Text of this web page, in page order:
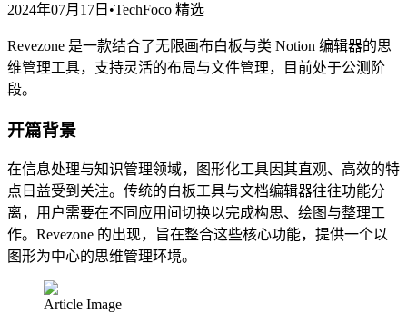
2024年07月17日 •TechFoco 精选
Revezone 是一款结合了无限画布白板与类 Notion 编辑器的思
维管理工具，支持灵活的布局与文件管理，目前处于公测阶
段。
开篇背景
在信息处理与知识管理领域，图形化工具因其直观、高效的特
点日益受到关注。传统的白板工具与文档编辑器往往功能分
离，用户需要在不同应用间切换以完成构思、绘图与整理工
作。Revezone 的出现，旨在整合这些核心功能，提供一个以
图形为中心的思维管理环境。
Article Image